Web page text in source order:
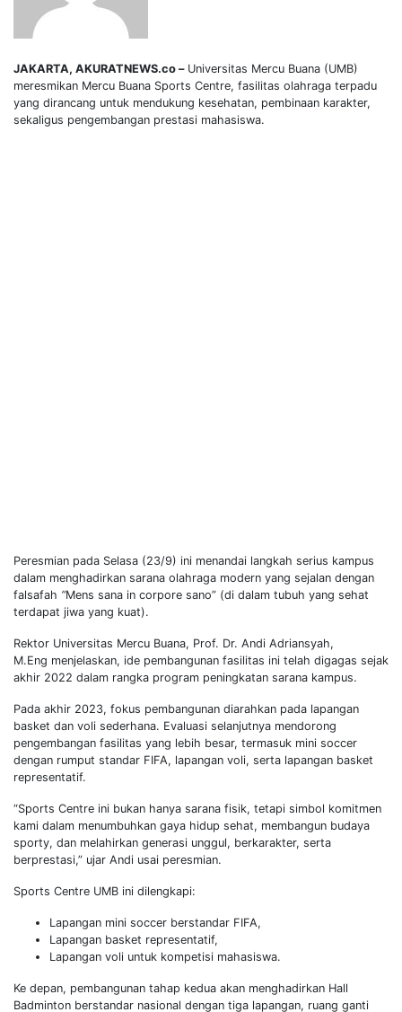
JAKARTA, AKURATNEWS.co –Universitas Mercu Buana (UMB)
meresmikan Mercu Buana Sports Centre, fasilitas olahraga terpadu
yang dirancang untuk mendukung kesehatan, pembinaan karakter,
sekaligus pengembangan prestasi mahasiswa.
Peresmian pada Selasa (23/9) ini menandai langkah serius kampus
dalam menghadirkan sarana olahraga modern yang sejalan dengan
falsafah “Mens sana in corpore sano” (di dalam tubuh yang sehat
terdapat jiwa yang kuat).
Rektor Universitas Mercu Buana, Prof. Dr. Andi Adriansyah,
M.Eng menjelaskan, ide pembangunan fasilitas ini telah digagas sejak
akhir 2022 dalam rangka program peningkatan sarana kampus.
Pada akhir 2023, fokus pembangunan diarahkan pada lapangan
basket dan voli sederhana. Evaluasi selanjutnya mendorong
pengembangan fasilitas yang lebih besar, termasuk mini soccer
dengan rumput standar FIFA, lapangan voli, serta lapangan basket
representatif.
“Sports Centre ini bukan hanya sarana fisik, tetapi simbol komitmen
kami dalam menumbuhkan gaya hidup sehat, membangun budaya
sporty, dan melahirkan generasi unggul, berkarakter, serta
berprestasi,” ujar Andi usai peresmian.
Sports Centre UMB ini dilengkapi:
Lapangan mini soccer berstandar FIFA,
Lapangan basket representatif,
Lapangan voli untuk kompetisi mahasiswa.
Ke depan, pembangunan tahap kedua akan menghadirkan Hall
Badminton berstandar nasional dengan tiga lapangan, ruang ganti